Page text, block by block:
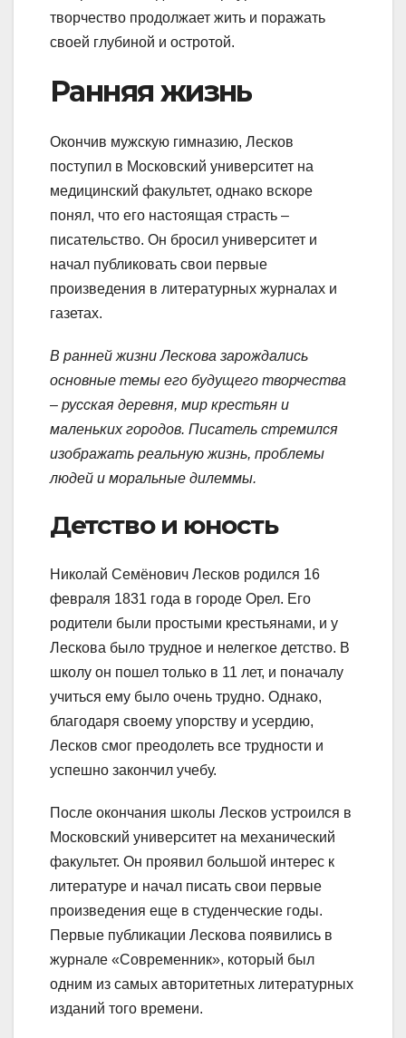
творчество продолжает жить и поражать
своей глубиной и остротой.
Ранняя жизнь
Окончив мужскую гимназию, Лесков
поступил в Московский университет на
медицинский факультет, однако вскоре
понял, что его настоящая страсть –
писательство. Он бросил университет и
начал публиковать свои первые
произведения в литературных журналах и
газетах.
В ранней жизни Лескова зарождались
основные темы его будущего творчества
– русская деревня, мир крестьян и
маленьких городов. Писатель стремился
изображать реальную жизнь, проблемы
людей и моральные дилеммы.
Детство и юность
Николай Семёнович Лесков родился 16
февраля 1831 года в городе Орел. Его
родители были простыми крестьянами, и у
Лескова было трудное и нелегкое детство. В
школу он пошел только в 11 лет, и поначалу
учиться ему было очень трудно. Однако,
благодаря своему упорству и усердию,
Лесков смог преодолеть все трудности и
успешно закончил учебу.
После окончания школы Лесков устроился в
Московский университет на механический
факультет. Он проявил большой интерес к
литературе и начал писать свои первые
произведения еще в студенческие годы.
Первые публикации Лескова появились в
журнале «Современник», который был
одним из самых авторитетных литературных
изданий того времени.